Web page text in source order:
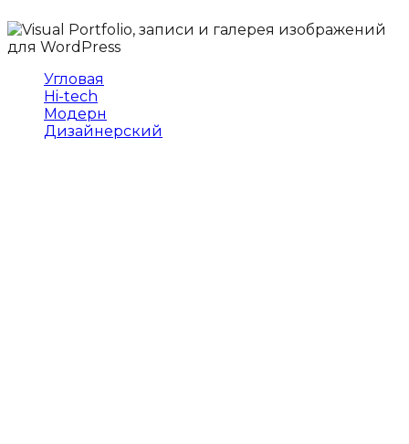
Угловая
Hi-tech
Модерн
Дизайнерский